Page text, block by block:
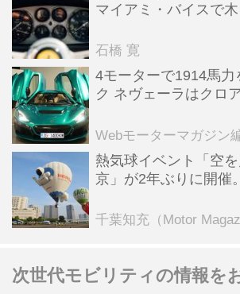
マイアミ・バイスで
石橋 寛
4モーターで1914馬力
ク ネヴェーラはクロ
全版／115】
Webモーターマガジン
熱気球イベント「空
京」が2年ぶりに開催
ンテンツも
千葉知充（Motor
次世代モビリティの情報を